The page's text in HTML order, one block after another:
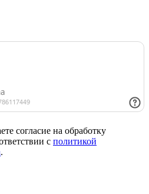
согласие на обработку
с политикой
.